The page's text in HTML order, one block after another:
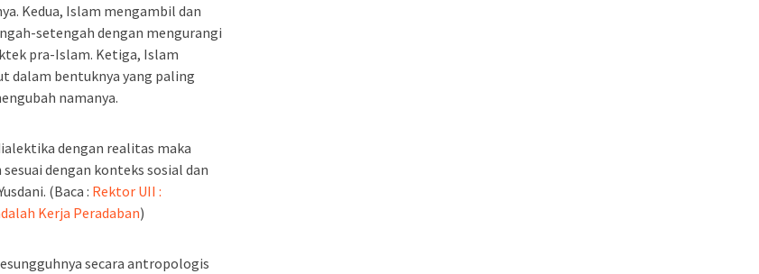
Kedua, Islam mengambil dan
setengah dengan mengurangi
pra-Islam. Ketiga, Islam
dalam bentuknya yang paling
namanya.
dengan realitas maka
dengan konteks sosial dan
(Baca : Rektor UII :
Kerja Peradaban)
secara antropologis